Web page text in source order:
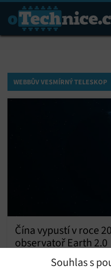
Souhlas s
WEBBŮV VESMÍRNÝ TELESKOP
Čína vypustí v roce
observatoř Earth 2.0
Čína plánuje v roce 2028